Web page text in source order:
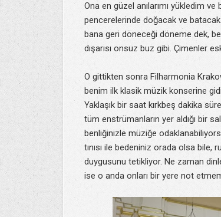
Ona en güzel anılarımı yükledim
pencerelerinde doğacak ve batacak.
bana geri döneceği döneme dek,
dışarısı onsuz buz gibi. Çimenler
O gittikten sonra Filharmonia
benim ilk klasik müzik konserine
Yaklaşık bir saat kırkbeş dakika
tüm enstrümanların yer aldığı bir
benliğinizle müziğe
tınısı ile bedeniniz orada olsa
duygusunu tetikliyor. Ne zaman
ise o anda onları bir yere not